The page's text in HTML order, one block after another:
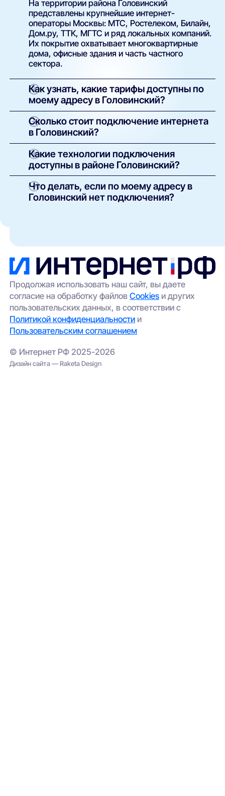
На территории района Головинский
представлены крупнейшие интернет-
операторы Москвы: МТС, Ростелеком, Билайн,
Дом.ру, ТТК, МГТС и ряд локальных компаний.
Их покрытие охватывает многоквартирные
дома, офисные здания и часть частного
сектора.
Как узнать, какие тарифы доступны по
моему адресу в Головинский?
Просто введите точный адрес (улицу и номер
дома) в поиске на нашем сайте. Система
покажет полный список доступных интернет-
провайдеров и тарифов с указанием скорости,
стоимости, наличия ТВ и условий подключения.
Сколько стоит подключение интернета
в Головинский?
У большинства операторов базовое
подключение проводится бесплатно.
Оплачивается только выбранный тариф и, при
необходимости, аренда или покупка
оборудования. Точные условия указаны в
карточке каждого предложения.
Какие технологии подключения
доступны в районе Головинский?
В зависимости от здания и инфраструктуры
провайдеров могут быть доступны:
оптоволоконный интернет (FTTH/GPON);
особенно актуален для частных домов и
удалённых участков.
Что делать, если по моему адресу в
Головинский нет подключения?
оставить заявку через наш сайт — мы
передадим её провайдерам;
выбрать альтернативный вариант
(например, беспроводной интернет);
проверить соседние адреса — иногда
сеть проведена в соседнем корпусе.
Продолжая использовать наш сайт, вы даете
согласие на обработку файловCookies и других
пользовательских данных, в соответствии с
Политикой конфиденциальности и
Пользовательским соглашением
© Интернет РФ 2025-2026
Дизайн сайта — Raketa Design